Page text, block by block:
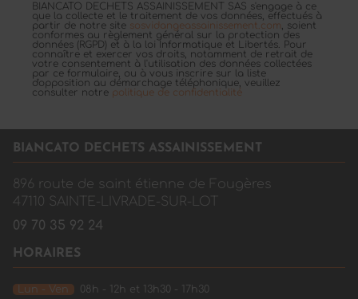
BIANCATO DECHETS ASSAINISSEMENT SAS s'engage à ce
que la collecte et le traitement de vos données, effectués à
partir de notre site sosvidangeassainissement.com, soient
conformes au règlement général sur la protection des
données (RGPD) et à la loi Informatique et Libertés. Pour
connaître et exercer vos droits, notamment de retrait de
votre consentement à l'utilisation des données collectées
par ce formulaire, ou à vous inscrire sur la liste
d'opposition au démarchage téléphonique, veuillez
consulter notre politique de confidentialité
BIANCATO DECHETS ASSAINISSEMENT
896 route de saint étienne de Fougères
47110 SAINTE-LIVRADE-SUR-LOT
09 70 35 92 24
HORAIRES
Lun - Ven
08h - 12h et 13h30 - 17h30